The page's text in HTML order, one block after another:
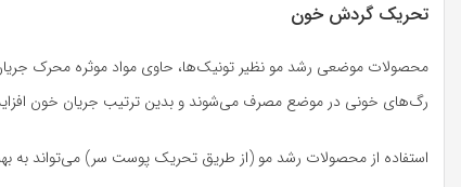
تحریک گردش خون
محصولات موضعی رشد مو نظیر تونیک‌ها، حاوی مواد موثره محرک
رگ‌های خونی در موضع مصرف می‌شوند و بدین ترتیب جریان خون افزایش
استفاده از محصولات رشد مو (از طریق تحریک پوست سر) می‌تواند